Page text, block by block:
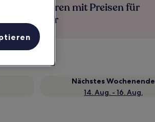
Mehr sparen mit Preisen für
Mitglieder
Nächstes Wochenende
14. Aug. - 16. Aug.